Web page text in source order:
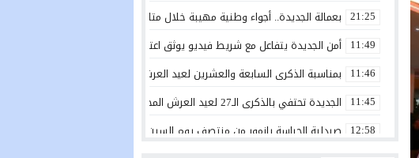
21:25 بعمالة الجديدة.. أجواء وطنية مهيبة خلال متابعة الخطاب الملكي السامي بمناسبة الذكرى الـ27
11:49 أمن الجديدة يتفاعل مع شريط فيديو يوثق اعتداءً بالسلاح الأبيض ويوقف
11:46 بمناسبة الذكرى السابعة والعشرين لعيد العرش المجيد.. تدشين دار الطالبة
11:45 الجديدة تحتفي بالذكرى الـ27 لعيد العرش المجيد بتدشين مشاريع تنموية واجتماعية وتعزيز مبادرات الإدماج
12:58 صيدلية الحراسة بازمور من منتصف يوم السبت 25يوليوز الى غاية منتصف يوم السبت 1 غشت 2026